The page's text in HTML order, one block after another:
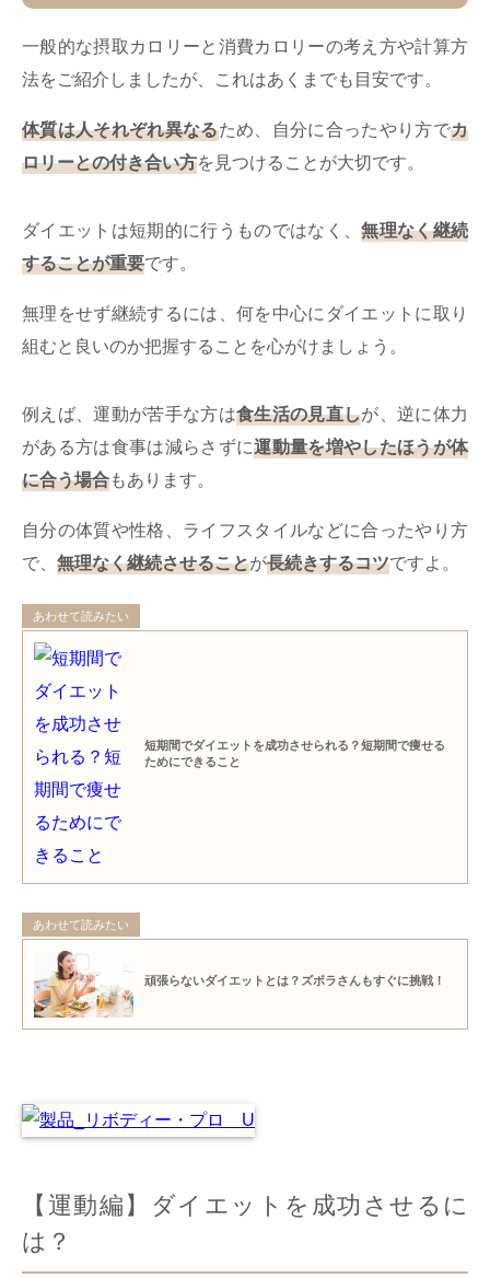
一般的な摂取カロリーと消費カロリーの考え方や計算方
法をご紹介しましたが、これはあくまでも目安です。
体質は人それぞれ異なるため、自分に合ったやり方でカ
ロリーとの付き合い方を見つけることが大切です。
ダイエットは短期的に行うものではなく、無理なく継続
することが重要です。
無理をせず継続するには、何を中心にダイエットに取り
組むと良いのか把握することを心がけましょう。
例えば、運動が苦手な方は食生活の見直しが、逆に体力
がある方は食事は減らさずに運動量を増やしたほうが体
に合う場合もあります。
自分の体質や性格、ライフスタイルなどに合ったやり方
で、 無理なく継続させることが長続きするコツですよ。
あわせて読みたい
短期間でダイエットを成功させられる？短期間で痩せる
ためにできること
あわせて読みたい
頑張らないダイエットとは？ズボラさんもすぐに挑戦！
【運動編】ダイエットを成功させるに
は？